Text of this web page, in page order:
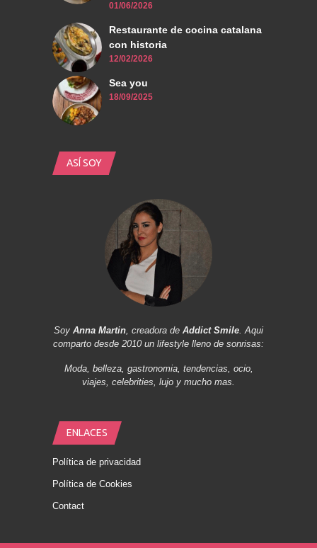
01/06/2026
Restaurante de cocina catalana
con historia
12/02/2026
Sea you
18/09/2025
ASÍ SOY
Soy Anna Martin, creadora de Addict Smile. Aqui
comparto desde 2010 un lifestyle lleno de sonrisas:
Moda, belleza, gastronomia, tendencias, ocio,
viajes, celebrities, lujo y mucho mas.
ENLACES
Política de privacidad
Política de Cookies
Contact